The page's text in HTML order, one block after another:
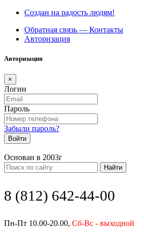
Создан на радость людям!
Обратная связь — Контакты
Авторизация
Авторизация
×
Логин
Пароль
Забыли пароль?
Войти
Основан в 2003г
Найти
8 (812) 642-44-00
Пн-Пт 10.00-20.00, Сб-Вс - выходной